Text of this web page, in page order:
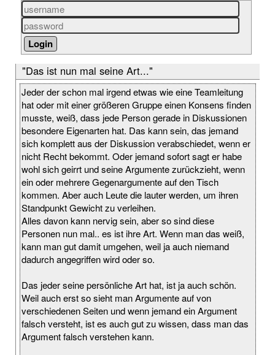
"Das ist nun mal seine Art..."
Jeder der schon mal irgend etwas wie eine Teamleitung
hat oder mit einer größeren Gruppe einen Konsens finden
musste, weiß, dass jede Person gerade in Diskussionen
besondere Eigenarten hat. Das kann sein, das jemand
sich komplett aus der Diskussion verabschiedet, wenn er
nicht Recht bekommt. Oder jemand sofort sagt er habe
wohl sich geirrt und seine Argumente zurückzieht, wenn
ein oder mehrere Gegenargumente auf den Tisch
kommen. Aber auch Leute die lauter werden, um ihren
Standpunkt Gewicht zu verleihen.
Alles davon kann nervig sein, aber so sind diese
Personen nun mal.. es ist ihre Art. Wenn man das weiß,
kann man gut damit umgehen, weil ja auch niemand
dadurch angegriffen wird oder so.
Das jeder seine persönliche Art hat, ist ja auch schön.
Weil auch erst so sieht man Argumente auf von
verschiedenen Seiten und wenn jemand ein Argument
falsch versteht, ist es auch gut zu wissen, dass man das
Argument falsch verstehen kann.